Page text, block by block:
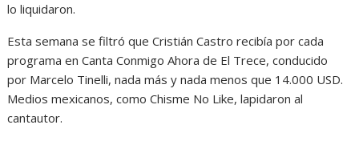
lo liquidaron.
Esta semana se filtró que Cristián Castro recibía por cada
programa en Canta Conmigo Ahora de El Trece, conducido
por Marcelo Tinelli, nada más y nada menos que 14.000 USD.
Medios mexicanos, como Chisme No Like, lapidaron al
cantautor.